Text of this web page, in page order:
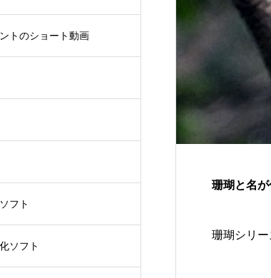
トのショート動画
フト
ソフト
珊瑚と名
珊瑚シリ